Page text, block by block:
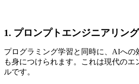
1. プロンプトエンジニアリン
プログラミング学習と同時に、AIへの
も身につけられます。これは現代のエ
ルです。